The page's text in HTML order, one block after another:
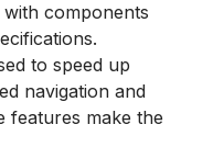
components
to speed up
navigation and
features make the